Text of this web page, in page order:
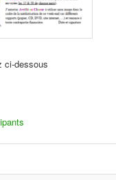
ci-dessous